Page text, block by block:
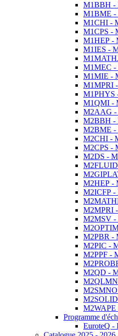
M1BBH -
M1BME -
M1CHI -
M1CPS -
M1HEP -
M1IES -
M1MEC -
M1MIE -
M1MPRI
M1PHYS
M1QMI -
M2AAG -
M2BBH -
M2BME -
M2CHI -
M2CPS -
M2DS -
M2HEP -
M2ICFP -
M2MPRI
M2MSV -
M2PBR -
M2PIC -
M2PPF -
M2QD -
M2QLMN
M2SMNO
M2WAPE
Programme
EuroteQ -